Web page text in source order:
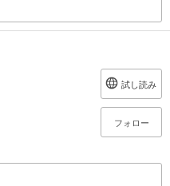
試し読み
フォロー